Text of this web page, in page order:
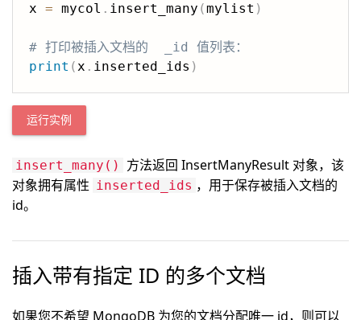
x = mycol . insert_many (mylist )
# 打印被插入文档的  _id 值列表：
print (x . inserted_ids )
运行实例
insert_many()
方法返回 InsertManyResult 对象，该
对象拥有属性 inserted_ids ，用于保存被插入文档的
id。
插入带有指定 ID 的多个文档
如果您不希望 MongoDB 为您的文档分配唯一 id，则可以